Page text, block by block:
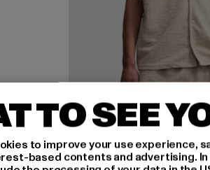
TO SEE
to improve your use experience,
based contents and advertising.